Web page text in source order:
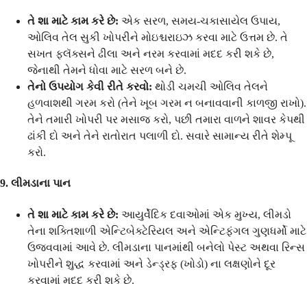
તે શા માટે કામ કરે છે: એક સરળ, સમય-ચકાસાયેલ ઉપાય,
ઓલિવ તેલ સુકી ખોપરીને મોઇશ્ચરાઇઝ કરવા માટે ઉત્તમ છે. તે
સખત ફ્લૅક્સને ઢીલા અને નરમ કરવામાં મદદ કરી શકે છે,
જેનાથી તેમને ધોવા માટે સરળ બને છે.
તેનો ઉપયોગ કેવી રીતે કરવો: થોડી ચમચી ઓલિવ તેલને
હળવાશથી ગરમ કરો (તેને ખૂબ ગરમ ન બનાવવાની કાળજી રાખો).
તેને તમારી ખોપરી પર મસાજ કરો, પછી તમારા વાળને શાવર કેપથી
ઢાંકી દો અને તેને રાતોરાત પલાળી દો. સવારે સામાન્ય રીતે શેમ્પૂ
કરો.
9. લીમડાના પાન
તે શા માટે કામ કરે છે: આયુર્વેદિક દવાઓમાં એક મુખ્ય, લીમડો
તેના શક્તિશાળી એન્ટિબેક્ટેરિયલ અને એન્ટિફંગલ ગુણધર્મો માટે
ઉજવવામાં આવે છે. લીમડાના પાનમાંથી બનેલો પેસ્ટ અથવા રિન્સ
ખોપરીને શુદ્ધ કરવામાં અને ડેન્ડ્રફ (ખોડો) ના લક્ષણોને દૂર
કરવામાં મદદ કરી શકે છે.